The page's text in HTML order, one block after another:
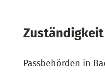
Zuständigkeit
Passbehörden in